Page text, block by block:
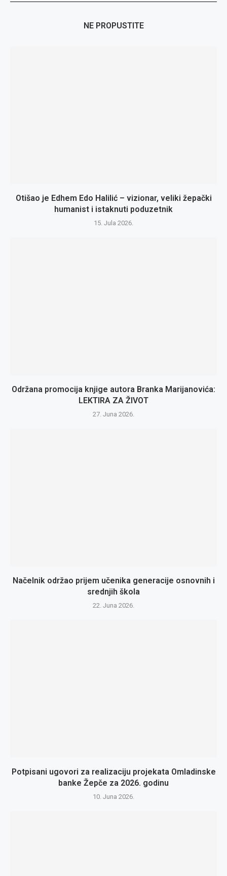
NE PROPUSTITE
Otišao je Edhem Edo Halilić – vizionar, veliki žepački
humanist i istaknuti poduzetnik
15. Jula 2026.
Održana promocija knjige autora Branka Marijanovića:
LEKTIRA ZA ŽIVOT
27. Juna 2026.
Načelnik održao prijem učenika generacije osnovnih i
srednjih škola
22. Juna 2026.
Potpisani ugovori za realizaciju projekata Omladinske
banke Žepče za 2026. godinu
10. Juna 2026.